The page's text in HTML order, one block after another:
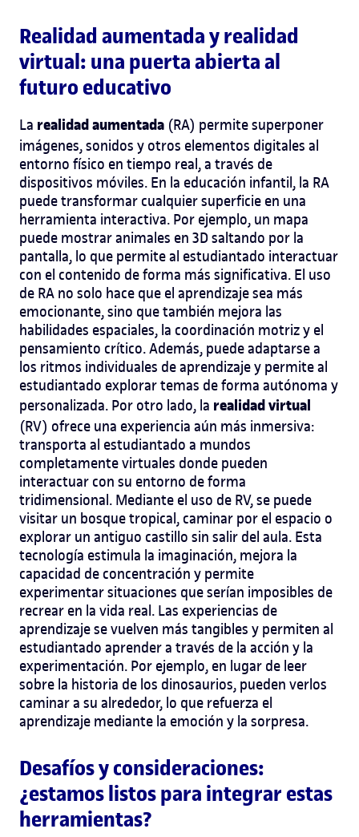
Realidad aumentada y realidad
virtual: una puerta abierta al
futuro educativo
La realidad aumentada (RA) permite superponer
imágenes, sonidos y otros elementos digitales al
entorno físico en tiempo real, a través de
dispositivos móviles. En la educación infantil, la RA
puede transformar cualquier superficie en una
herramienta interactiva. Por ejemplo, un mapa
puede mostrar animales en 3D saltando por la
pantalla, lo que permite al estudiantado interactuar
con el contenido de forma más significativa. El uso
de RA no solo hace que el aprendizaje sea más
emocionante, sino que también mejora las
habilidades espaciales, la coordinación motriz y el
pensamiento crítico. Además, puede adaptarse a
los ritmos individuales de aprendizaje y permite al
estudiantado explorar temas de forma autónoma y
personalizada. Por otro lado, la realidad virtual
(RV) ofrece una experiencia aún más inmersiva:
transporta al estudiantado a mundos
completamente virtuales donde pueden
interactuar con su entorno de forma
tridimensional. Mediante el uso de RV, se puede
visitar un bosque tropical, caminar por el espacio o
explorar un antiguo castillo sin salir del aula. Esta
tecnología estimula la imaginación, mejora la
capacidad de concentración y permite
experimentar situaciones que serían imposibles de
recrear en la vida real. Las experiencias de
aprendizaje se vuelven más tangibles y permiten al
estudiantado aprender a través de la acción y la
experimentación. Por ejemplo, en lugar de leer
sobre la historia de los dinosaurios, pueden verlos
caminar a su alrededor, lo que refuerza el
aprendizaje mediante la emoción y la sorpresa.
Desafíos y consideraciones:
¿estamos listos para integrar estas
herramientas?